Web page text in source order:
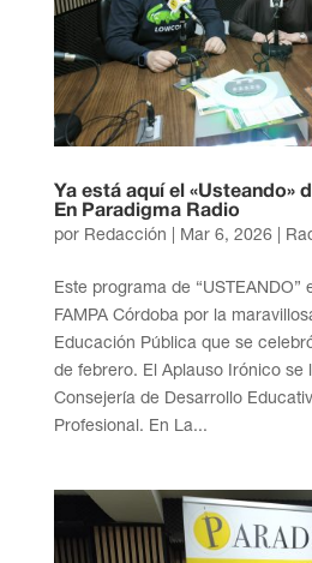
Ya está aquí el «Usteando»
En Paradigma Radio
por Redacción | Mar 6, 2026|
Este programa de “USTEANDO”
FAMPA Córdoba por la
Educación Pública que se
de febrero. El Aplauso Irónico se
Consejería de Desarrollo
Profesional. En La...